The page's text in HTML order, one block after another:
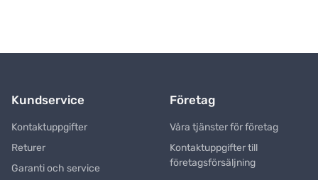
Kundservice
Kontaktuppgifter
Returer
Garanti och service
Företag
Våra tjänster för företag
Kontaktuppgifter till
företagsförsäljning